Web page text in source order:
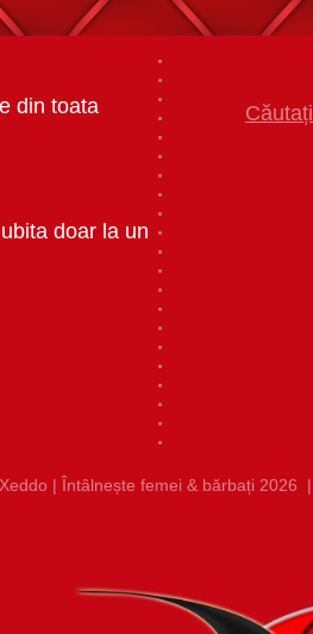
din toata
doar la un
Căutați
| Întâlnește femei & bărbați 2026 |